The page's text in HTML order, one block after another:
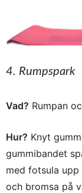
4. Rumpspark
Vad? Rumpan
Hur? Knyt
gummibandet
med fotsula
och bromsa på